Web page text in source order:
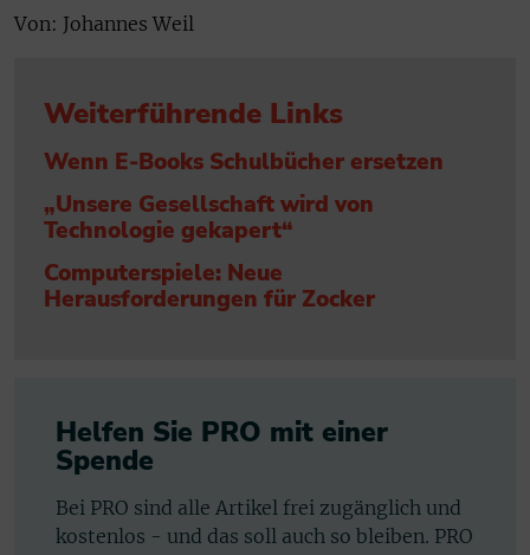
Von: Johannes Weil
Weiterführende Links
Wenn E-Books Schulbücher ersetzen
„Unsere Gesellschaft wird von
Technologie gekapert“
Computerspiele: Neue
Herausforderungen für Zocker
Helfen Sie PRO mit einer
Spende
Bei PRO sind alle Artikel frei zugänglich und
kostenlos - und das soll auch so bleiben. PRO